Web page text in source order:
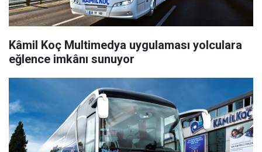
Kâmil Koç Multimedya uygulaması yolculara
eğlence imkânı sunuyor